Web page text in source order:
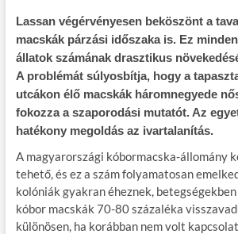
Lassan végérvényesen beköszönt a
macskák párzási időszaka is. Ez
állatok számának drasztikus
A problémát súlyosbítja, hogy a
utcákon élő macskák háromnegyede
fokozza a szaporodási mutatót. Az
hatékony megoldás az ivartalanítás.
A magyarországi kóbormacska-állomány
tehető, és ez a szám folyamatosan
kolóniák gyakran éheznek,
kóbor macskák 70-80 százaléka
különösen, ha korábban nem volt